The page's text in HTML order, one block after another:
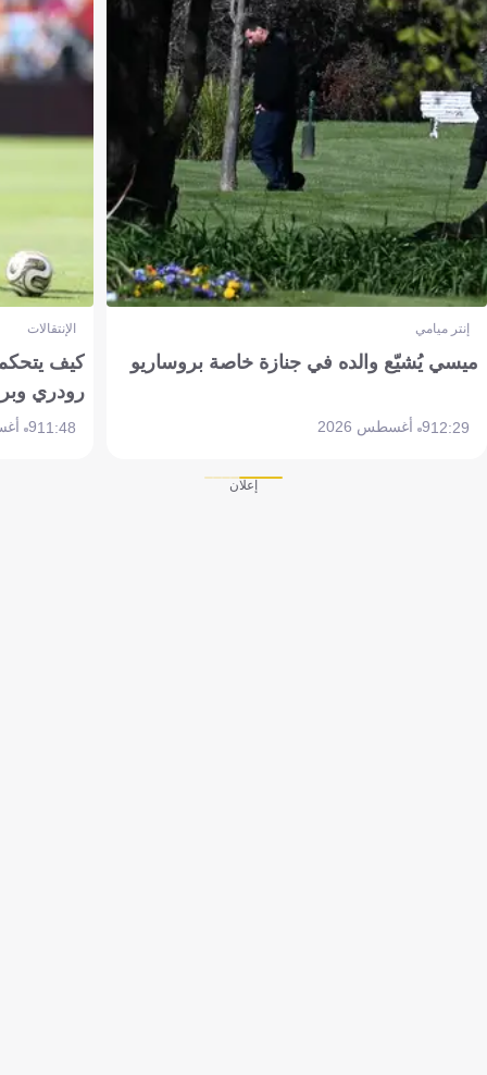
إنتر ميامي
ميسي يُشيّع والده في جنازة خاصة بروساريو
12:299 أغسطس 2026
الإنتقالات
كيف
رودري
11:489 أغسطس 2026
إعلان